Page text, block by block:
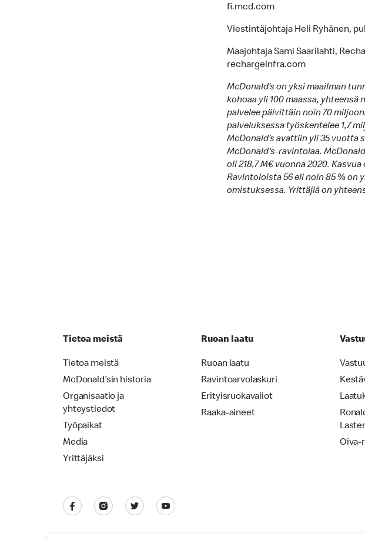
fi.mcd.com
Viestintäjohtaja Heli Ryhänen,
Maajohtaja Sami Saarilahti,
rechargeinfra.com
McDonald’s on yksi maailman
kohoaa yli 100 maassa, yhteensä
palvelee päivittäin noin 70
palveluksessa työskentelee 1,7
McDonald’s avattiin yli 35 vuotta
McDonald's-ravintolaa.
oli 218,7 M€ vuonna 2020.
Ravintoloista 56 eli noin 85 %
omistuksessa. Yrittäjiä on
Tietoa meistä
Tietoa meistä
McDonald’sin historia
Organisaatio ja
yhteystiedot
Työpaikat
Media
Yrittäjäksi
Ruoan laatu
Ruoan laatu
Ravintoarvolaskuri
Erityisruokavaliot
Raaka-aineet
Oiva-